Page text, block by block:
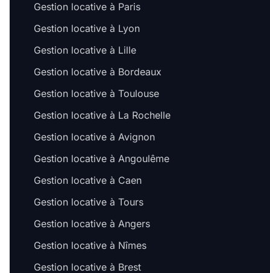
Gestion locative à Paris
Gestion locative à Lyon
Gestion locative à Lille
Gestion locative à Bordeaux
Gestion locative à Toulouse
Gestion locative à La Rochelle
Gestion locative à Avignon
Gestion locative à Angoulême
Gestion locative à Caen
Gestion locative à Tours
Gestion locative à Angers
Gestion locative à Nîmes
Gestion locative à Brest